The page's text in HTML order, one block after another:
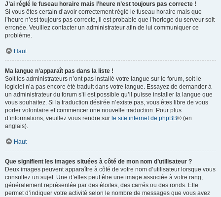
J’ai réglé le fuseau horaire mais l’heure n’est toujours pas correcte !
Si vous êtes certain d’avoir correctement réglé le fuseau horaire mais que
l’heure n’est toujours pas correcte, il est probable que l’horloge du serveur soit
erronée. Veuillez contacter un administrateur afin de lui communiquer ce
problème.
Haut
Ma langue n’apparaît pas dans la liste !
Soit les administrateurs n’ont pas installé votre langue sur le forum, soit le
logiciel n’a pas encore été traduit dans votre langue. Essayez de demander à
un administrateur du forum s’il est possible qu’il puisse installer la langue que
vous souhaitez. Si la traduction désirée n’existe pas, vous êtes libre de vous
porter volontaire et commencer une nouvelle traduction. Pour plus
d’informations, veuillez vous rendre sur le site internet de phpBB® (en
anglais).
Haut
Que signifient les images situées à côté de mon nom d’utilisateur ?
Deux images peuvent apparaître à côté de votre nom d’utilisateur lorsque vous
consultez un sujet. Une d’elles peut être une image associée à votre rang,
généralement représentée par des étoiles, des carrés ou des ronds. Elle
permet d’indiquer votre activité selon le nombre de messages que vous avez